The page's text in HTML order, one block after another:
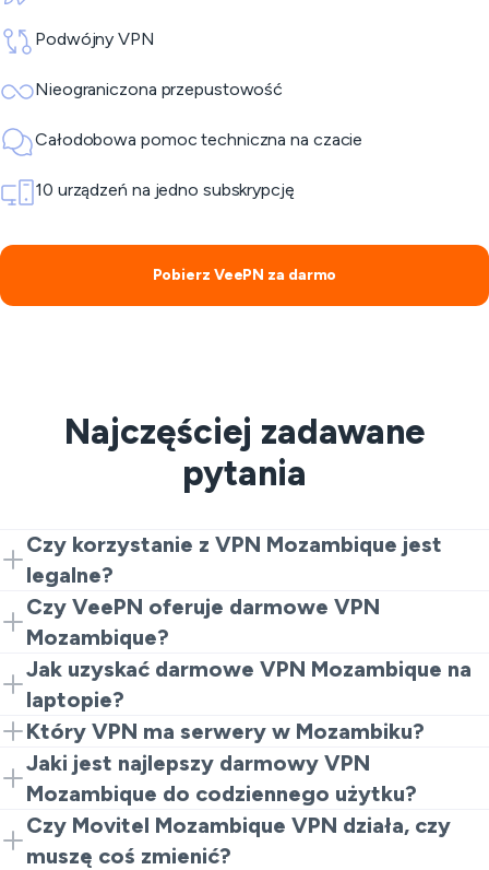
Podwójny VPN
Nieograniczona przepustowość
Całodobowa pomoc techniczna na czacie
10 urządzeń na jedno subskrypcję
Pobierz VeePN za darmo
Najczęściej zadawane
pytania
Czy korzystanie z VPN Mozambique jest
legalne?
W większości przypadków tak. Ludzie używają VPN
Mozambique dla prywatności. Po prostu przestrzegaj
lokalnych przepisów i nie używaj go do nielegalnych
działań.
Czy VeePN oferuje darmowe VPN
Mozambique?
Tak. Możesz zacząć od rozszerzenia przeglądarki jako
darmowej opcji VPN Mozambique do lekkiego
przeglądania.
Jak uzyskać darmowe VPN Mozambique na
laptopie?
Zainstaluj rozszerzenie Chrome, wybierz lokalizację i
kliknij połącz. To zajmuje około minuty.
Który VPN ma serwery w Mozambiku?
To zależy od sieci dostawcy. Najbezpieczniej jest
sprawdzić listę serwerów w aplikacji lub rozszerzeniu
zanim się zapiszesz.
Jaki jest najlepszy darmowy VPN
Mozambique do codziennego użytku?
Wybierz coś z silnym szyfrowaniem, jasną polityką
braku logów i przyzwoitymi prędkościami. Dlatego
Czy Movitel Mozambique VPN działa, czy
muszę coś zmienić?